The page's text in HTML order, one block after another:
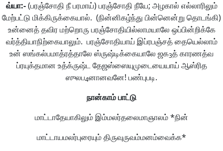
வ்யா:-(பரஞ்சோதி நீ பரமாய்) பரஞ்சோதி நீயே; அழகால் எல்லாரிலும்
மேற்பட்டு மிக்கிருக்கையால். (நின்னிகழ்ந்து பின்னென்று தொடங்கி)
உன்னைத் தவிர மற்றொரு பரஞ்சோதியில்லாமயாலே ஒப்பின்றிக்கே
வர்த்தியாநிற்கையாலும். பரஞ்சோதியாய் இப்ரபஞ்சத் தையெல்லாம்
உன் ஸங்கல்பமாத்ரத்தாலே ஸ்ருஷ்டிக்கையாலே ஜக3த் காரணத்வ
ப்ரயுக்தமான உத்க்ருஷ்ட தேஜஸ்ஸையுமுடையையாய் ஆஸ்ரித
ஸுலப4னானவனே! பண்புபடி.
நான்காம்பாட்டு
மாட்டாதேயாகிலும் இம்மலர்தலைமாஞாலம் *நின்
மாட்டாயமலர்புரையும் திருவுருவம்மனம்வைக்க*